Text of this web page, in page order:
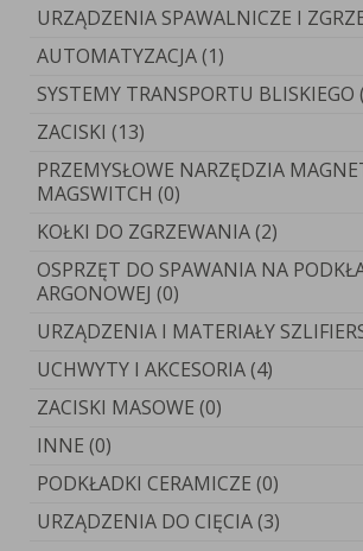
URZĄDZENIA SPAWALNICZE I
AUTOMATYZACJA (1)
SYSTEMY TRANSPORTU BLISKIEGO
ZACISKI (13)
PRZEMYSŁOWE NARZĘDZIA
MAGSWITCH (0)
KOŁKI DO ZGRZEWANIA (2)
OSPRZĘT DO SPAWANIA NA
ARGONOWEJ (0)
URZĄDZENIA I MATERIAŁY
UCHWYTY I AKCESORIA (4)
ZACISKI MASOWE (0)
INNE (0)
PODKŁADKI CERAMICZE (0)
URZĄDZENIA DO CIĘCIA (3)